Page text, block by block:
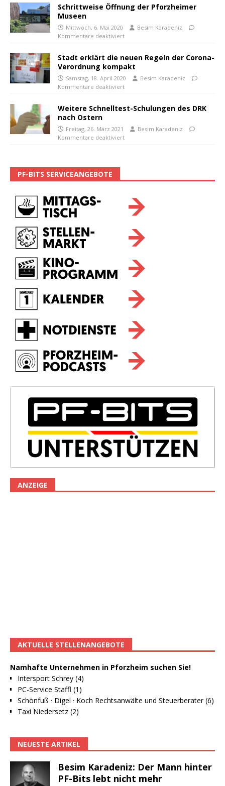
Schrittweise Öffnung der Pforzheimer
Museen
Mittwoch, 6. Mai 2020
Besim Karadeniz
Kommentare deaktiviert
Stadt erklärt die neuen Regeln der Corona-
Verordnung kompakt
Samstag, 18. April 2020
Besim Karadeniz
Kommentare deaktiviert
Weitere Schnelltest-Schulungen des DRK
nach Ostern
Freitag, 26. März 2021
Besim Karadeniz
Kommentare deaktiviert
PF-BITS SERVICEANGEBOTE
ANZEIGE
AKTUELLE STELLENANGEBOTE
Namhafte Unternehmen in Pforzheim suchen Sie!
Intersport Schrey (4)
PC-Service Staffl (1)
Schönfuß · Digel · Koch Rechtsanwälte und Steuerberater (6)
Taxi Niedersetz (2)
NEUESTE ARTIKEL
Besim Karadeniz: Der Mann hinter
PF-Bits lebt nicht mehr